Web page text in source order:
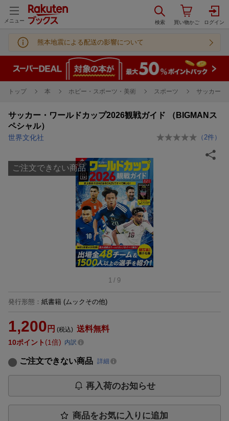
メニュー
熊本地震による配送の影響について
トップ 本 ホビー・スポーツ・美術 スポーツ サッカー
サッカー・ワールドカップ2026観戦ガイド （BIGMANス
ペシャル）
世界文化社 （ 2件）
ご注文できない商品
1 / 9
発行形態 ： 紙書籍 (ムックその他)
1,200 円 (税込) 送料無料
10ポイント 1倍 内訳
ご注文できない商品 詳細
再入荷のお知らせ
商品をお気に入りに追加